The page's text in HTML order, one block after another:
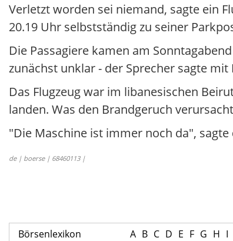
Verletzt worden sei niemand, sagte ein
20.19 Uhr selbstständig zu seiner
Die Passagiere kamen am
zunächst unklar - der Sprecher sagte
Das Flugzeug war im libanesischen
landen. Was den Brandgeruch
"Die Maschine ist immer noch da",
de | boerse | 68460113 |
Börsenlexikon A B C D E F G H I